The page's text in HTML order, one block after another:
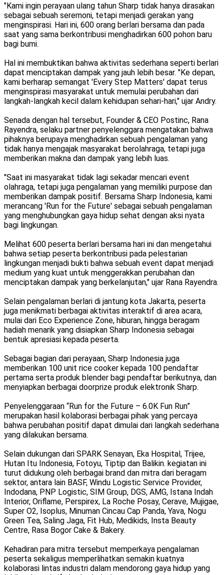
"Kami ingin perayaan ulang tahun Sharp tidak hanya dirasakan
sebagai sebuah seremoni, tetapi menjadi gerakan yang
menginspirasi. Hari ini, 600 orang berlari bersama dan pada
saat yang sama berkontribusi menghadirkan 600 pohon baru
bagi bumi.
Hal ini membuktikan bahwa aktivitas sederhana seperti berlari
dapat menciptakan dampak yang jauh lebih besar. "Ke depan,
kami berharap semangat 'Every Step Matters' dapat terus
menginspirasi masyarakat untuk memulai perubahan dari
langkah-langkah kecil dalam kehidupan sehari-hari," ujar Andry.
Senada dengan hal tersebut, Founder & CEO Postinc, Rana
Rayendra, selaku partner penyelenggara mengatakan bahwa
pihaknya berupaya menghadirkan sebuah pengalaman yang
tidak hanya mengajak masyarakat berolahraga, tetapi juga
memberikan makna dan dampak yang lebih luas.
"Saat ini masyarakat tidak lagi sekadar mencari event
olahraga, tetapi juga pengalaman yang memiliki purpose dan
memberikan dampak positif. Bersama Sharp Indonesia, kami
merancang 'Run for the Future' sebagai sebuah pengalaman
yang menghubungkan gaya hidup sehat dengan aksi nyata
bagi lingkungan.
Melihat 600 peserta berlari bersama hari ini dan mengetahui
bahwa setiap peserta berkontribusi pada pelestarian
lingkungan menjadi bukti bahwa sebuah event dapat menjadi
medium yang kuat untuk menggerakkan perubahan dan
menciptakan dampak yang berkelanjutan," ujar Rana Rayendra.
Selain pengalaman berlari di jantung kota Jakarta, peserta
juga menikmati berbagai aktivitas interaktif di area acara,
mulai dari Eco Experience Zone, hiburan, hingga beragam
hadiah menarik yang disiapkan Sharp Indonesia sebagai
bentuk apresiasi kepada peserta.
Sebagai bagian dari perayaan, Sharp Indonesia juga
memberikan 100 unit rice cooker kepada 100 pendaftar
pertama serta produk blender bagi pendaftar berikutnya, dan
menyiapkan berbagai doorprize produk elektronik Sharp.
Penyelenggaraan “Run for the Future – 6.0K Fun Run”
merupakan hasil kolaborasi berbagai pihak yang percaya
bahwa perubahan positif dapat dimulai dari langkah sederhana
yang dilakukan bersama.
Selain dukungan dari SPARK Senayan, Eka Hospital, Trijee,
Hutan Itu Indonesia, Fotoyu, Tiptip dan Balikin. kegiatan ini
turut didukung oleh berbagai brand dan mitra dari beragam
sektor, antara lain BASF, Windu Logistic Service Provider,
Indodana, PNP Logistic, SIM Group, DGS, AMG, Istana Indah
Interior, Oriflame, Perspirex, La Roche Posay, Cerave, Mujigae,
Super O2, Isoplus, Minuman Cincau Cap Panda, Yava, Nogu
Green Tea, Saling Jaga, Fit Hub, Medikids, Insta Beauty
Centre, Rasa Bogor Cake & Bakery.
Kehadiran para mitra tersebut memperkaya pengalaman
peserta sekaligus memperlihatkan semakin kuatnya
kolaborasi lintas industri dalam mendorong gaya hidup yang